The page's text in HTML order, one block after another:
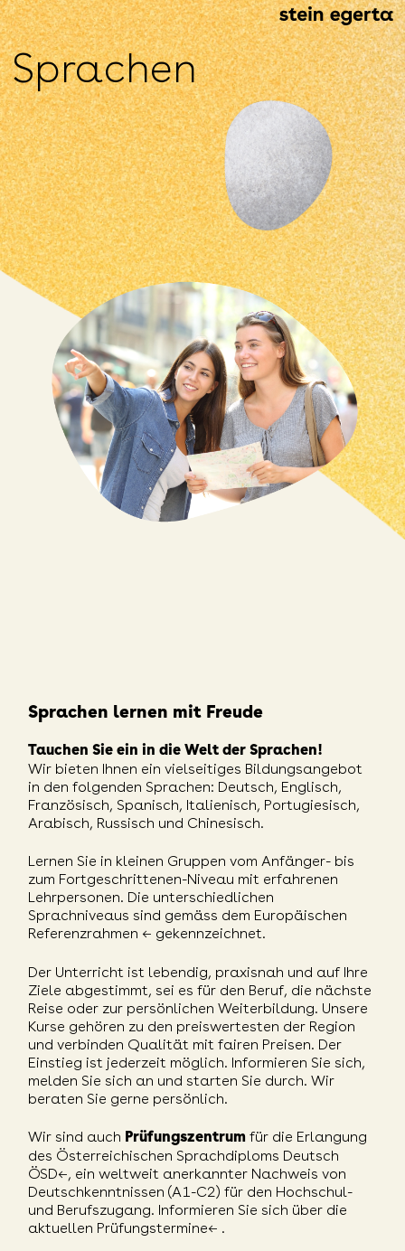
Sprachen
Sprachen lernen mit Freude
Tauchen Sie ein in die Welt der Sprachen!
Wir bieten Ihnen ein vielseitiges Bildungsangebot
in den folgenden Sprachen: Deutsch, Englisch,
Französisch, Spanisch, Italienisch, Portugiesisch,
Arabisch, Russisch und Chinesisch.
Lernen Sie in kleinen Gruppen vom Anfänger- bis
zum Fortgeschrittenen-Niveau mit erfahrenen
Lehrpersonen. Die unterschiedlichen
Sprachniveaus sind gemäss dem Europäischen
Referenzrahmen ← gekennzeichnet.
Der Unterricht ist lebendig, praxisnah und auf Ihre
Ziele abgestimmt, sei es für den Beruf, die nächste
Reise oder zur persönlichen Weiterbildung. Unsere
Kurse gehören zu den preiswertesten der Region
und verbinden Qualität mit fairen Preisen. Der
Einstieg ist jederzeit möglich. Informieren Sie sich,
melden Sie sich an und starten Sie durch. Wir
beraten Sie gerne persönlich.
Wir sind auch Prüfungszentrum für die Erlangung
des Österreichischen Sprachdiploms Deutsch
ÖSD←, ein weltweit anerkannter Nachweis von
Deutschkenntnissen (A1-C2) für den Hochschul-
und Berufszugang. Informieren Sie sich über die
aktuellen Prüfungstermine← .